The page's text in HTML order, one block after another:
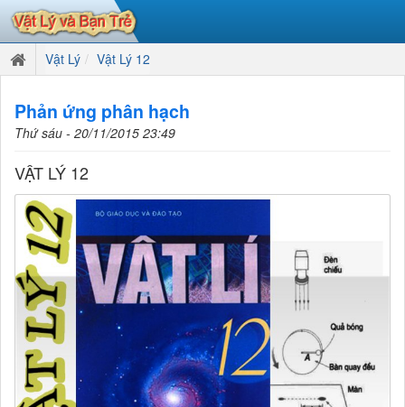
Vật Lý Vật Lý 12
Phản ứng phân hạch
Thứ sáu - 20/11/2015 23:49
VẬT LÝ 12